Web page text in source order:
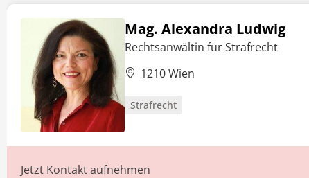
Mag. Alexandra Ludwig
Rechtsanwältin für Strafrecht
1210 Wien
Strafrecht
Jetzt Kontakt aufnehmen